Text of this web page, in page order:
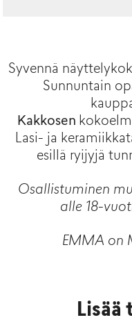
Syvennä
Sunnuntain
Kakkosen
Lasi- ja
esillä ryijyjä
Osallistuminen
alle 18-
EMMA on
Lisää